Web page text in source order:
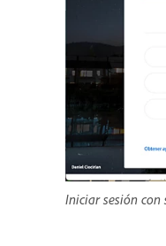
Iniciar sesión con